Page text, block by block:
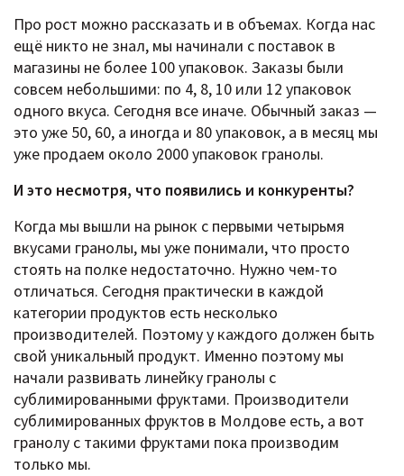
Про рост можно рассказать и в объемах. Когда нас
ещё никто не знал, мы начинали с поставок в
магазины не более 100 упаковок. Заказы были
совсем небольшими: по 4, 8, 10 или 12 упаковок
одного вкуса. Сегодня все иначе. Обычный заказ —
это уже 50, 60, а иногда и 80 упаковок, а в месяц мы
уже продаем около 2000 упаковок гранолы.
И это несмотря, что появились и конкуренты?
Когда мы вышли на рынок с первыми четырьмя
вкусами гранолы, мы уже понимали, что просто
стоять на полке недостаточно. Нужно чем-то
отличаться. Сегодня практически в каждой
категории продуктов есть несколько
производителей. Поэтому у каждого должен быть
свой уникальный продукт. Именно поэтому мы
начали развивать линейку гранолы с
сублимированными фруктами. Производители
сублимированных фруктов в Молдове есть, а вот
гранолу с такими фруктами пока производим
только мы.